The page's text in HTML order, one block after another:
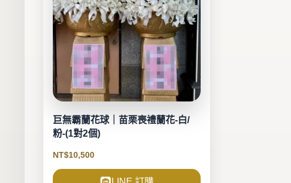
巨無霸蘭花球｜苗栗喪禮蘭花-白/
粉-(1對2個)
NT$10,500